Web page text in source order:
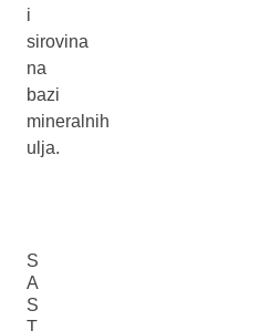
i
sirovina
na
bazi
mineralnih
ulja.
S
A
S
T